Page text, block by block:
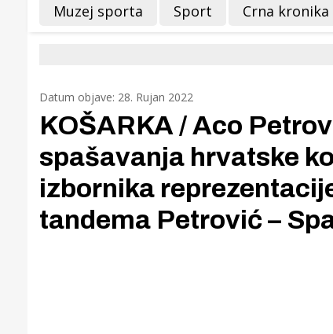
Muzej sporta
Sport Crna kronika
Datum objave: 28. Rujan 2022
KOŠARKA / Aco
spašavanja hrvatske
izbornika
tandema Petrović –